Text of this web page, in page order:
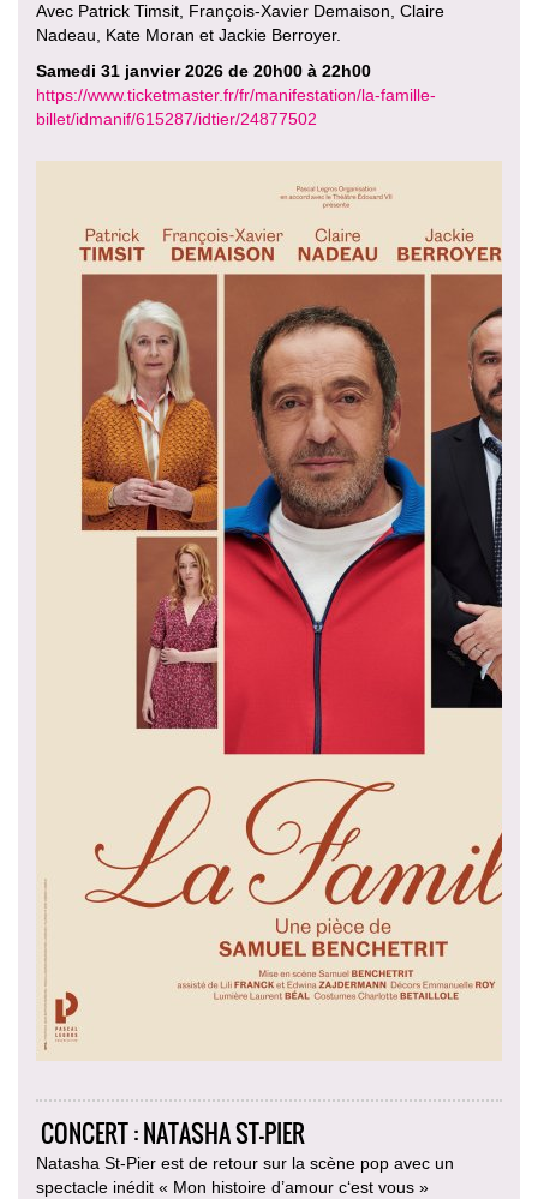
Avec Patrick Timsit, François-Xavier Demaison, Claire
Nadeau, Kate Moran et Jackie Berroyer.
Samedi 31 janvier 2026 de 20h00 à 22h00
https://www.ticketmaster.fr/fr/manifestation/la-famille-
billet/idmanif/615287/idtier/24877502
CONCERT : NATASHA ST-PIER
Natasha St-Pier est de retour sur la scène pop avec un
spectacle inédit « Mon histoire d’amour c‘est vous »